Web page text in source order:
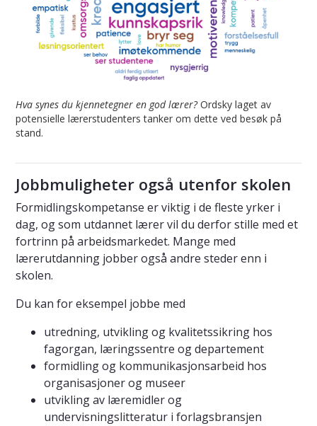
Hva synes du kjennetegner en god lærer?Ordsky laget av
potensielle lærerstudenters tanker om dette ved besøk på
stand.
Jobbmuligheter også utenfor skolen
Formidlingskompetanse er viktig i de fleste yrker i
dag, og som utdannet lærer vil du derfor stille med et
fortrinn på arbeidsmarkedet. Mange med
lærerutdanning jobber også andre steder enn i
skolen.
Du kan for eksempel jobbe med
utredning, utvikling og kvalitetssikring hos
fagorgan, læringssentre og departement
formidling og kommunikasjonsarbeid hos
organisasjoner og museer
utvikling av læremidler og
undervisningslitteratur i forlagsbransjen